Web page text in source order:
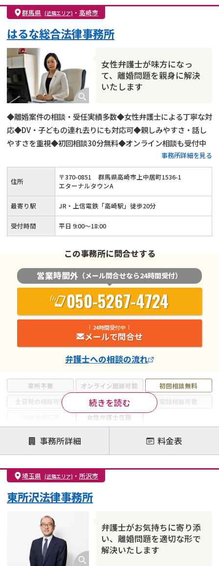
親権・面会交流権
DV
モラハラ
不貞・不倫慰謝料請求
国際離婚
財産分与
内縁の夫婦
群馬県 (近隣エリア) ・ 高崎市
女性弁護士が味方になっ
て、離婚問題を親身に解決
いたします
はるな総合法律事務所
◆離婚案件の相談・受任実績多数◆女性弁護士による丁寧な対
応◆DV・子どもの連れ去りにも対応可◆親しみやすさ・話し
やすさを重視◆初回相談30分無料◆オンライン相談も受付中
事務所詳細を見る
来所不要 オンライン面談可能
初回相談無料
土日祝の相談可能
19時以降電話可能
電話相談可能
女性弁護士在籍
注力案件
離婚前相談
離婚調停
離婚裁判
親権・面会交流権
DV
モラハラ
不貞・不倫慰謝料請求
国際離婚
財産分与
続きを読む
住所 〒370-0851
群馬県高崎市上中居町1536-1
エターナルタウンA
最寄り駅 JR・上信電鉄「高崎駅」徒歩20分
受付時間 平日 9:00～18:00
この事務所に問合せする
営業時間外 （メール問合せなら24時間受付）
050-5267-4724
24時間受付中
メールで問合せ
弁護士への相談の流れ
事務所詳細 料金表
埼玉県 (近隣エリア) ・ 所沢市
弁護士がお気持ちに寄り添
い、離婚問題を適切な形で
解決いたします
東所沢法律事務所